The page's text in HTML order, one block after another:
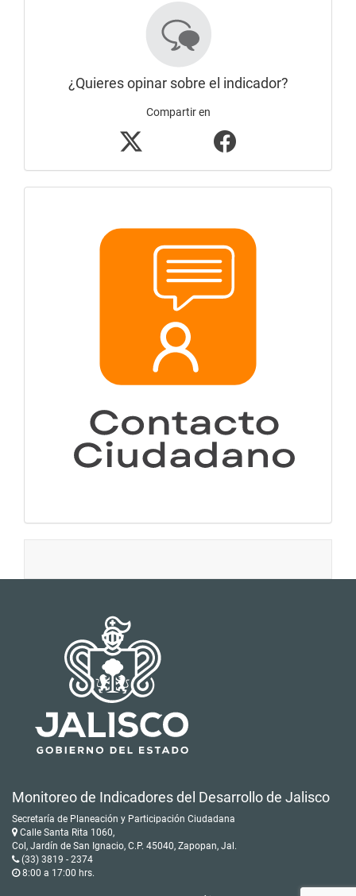
¿Quieres opinar sobre el indicador?
Compartir en
Monitoreo de Indicadores del Desarrollo de Jalisco
Secretaría de Planeación y Participación Ciudadana
Calle Santa Rita 1060,
Col, Jardín de San Ignacio, C.P. 45040, Zapopan, Jal.
(33) 3819 - 2374
8:00 a 17:00 hrs.